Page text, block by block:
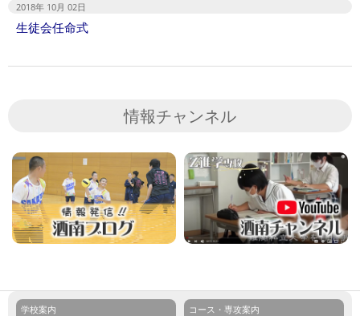
2018年 10月 02日
生徒会任命式
情報チャンネル
学校案内
コース・専攻案内